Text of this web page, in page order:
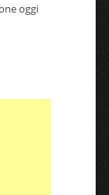
oggi